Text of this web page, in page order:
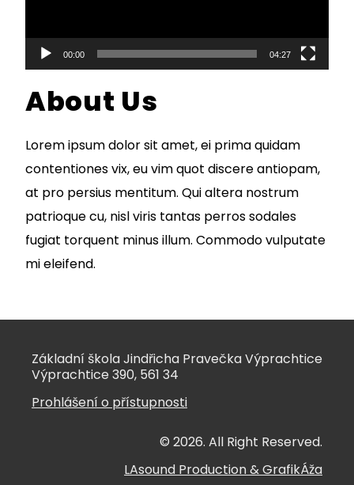
00:00 04:27
About Us
Lorem ipsum dolor sit amet, ei prima quidam
contentiones vix, eu vim quot discere antiopam,
at pro persius mentitum. Qui altera nostrum
patrioque cu, nisl viris tantas perros sodales
fugiat torquent minus illum. Commodo vulputate
mi eleifend.
Základní škola Jindřicha Pravečka Výprachtice
Výprachtice 390, 561 34
Prohlášení o přístupnosti
© 2026. All Right Reserved.
LAsound Production&GrafikÁža